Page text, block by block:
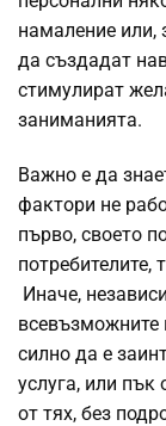
намаление или,
да създадат
стимулират
заниманията.
Важно е да
фактори не
първо, своето
потребителите,
Иначе,
всевъзможните
силно да е
услуга, или пък
от тях, без